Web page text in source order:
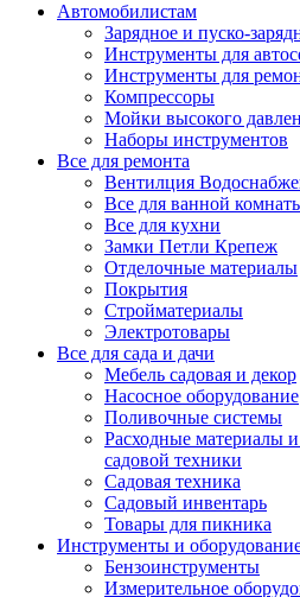
Автомобилистам
Зарядное и пуско-
Инструменты для
Инструменты для
Компрессоры
Мойки высокого
Наборы инструментов
Все для ремонта
Вентилция
Все для ванной
Все для кухни
Замки Петли Крепеж
Отделочные материалы
Покрытия
Стройматериалы
Электротовары
Все для сада и дачи
Мебель садовая и декор
Насосное оборудование
Поливочные системы
Расходные материалы
садовой техники
Садовая техника
Садовый инвентарь
Товары для пикника
Инструменты и
Бензоинструменты
Измерительное